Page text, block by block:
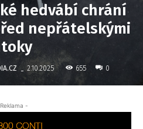
hedvábí chrání
nepřátelskými
- 2.10.2025 655 0
-